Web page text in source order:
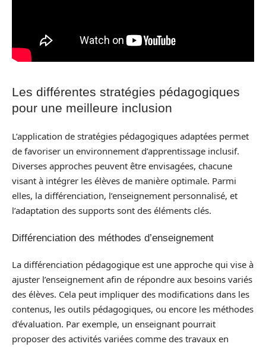
Les différentes stratégies pédagogiques
pour une meilleure inclusion
L’application de stratégies pédagogiques adaptées permet
de favoriser un environnement d’apprentissage inclusif.
Diverses approches peuvent être envisagées, chacune
visant à intégrer les élèves de manière optimale. Parmi
elles, la différenciation, l’enseignement personnalisé, et
l’adaptation des supports sont des éléments clés.
Différenciation des méthodes d’enseignement
La différenciation pédagogique est une approche qui vise à
ajuster l’enseignement afin de répondre aux besoins variés
des élèves. Cela peut impliquer des modifications dans les
contenus, les outils pédagogiques, ou encore les méthodes
d’évaluation. Par exemple, un enseignant pourrait
proposer des activités variées comme des travaux en